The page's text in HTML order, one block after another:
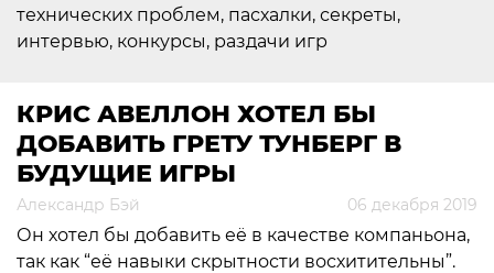
технических проблем, пасхалки, секреты,
интервью, конкурсы, раздачи игр
КРИС АВЕЛЛОН ХОТЕЛ БЫ
ДОБАВИТЬ ГРЕТУ ТУНБЕРГ В
БУДУЩИЕ ИГРЫ
Александр Бэй 06 декабря 2019
Он хотел бы добавить её в качестве компаньона,
так как “её навыки скрытности восхитительны”.